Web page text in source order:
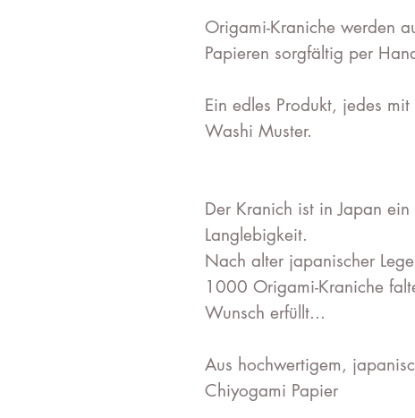
Origami-Kraniche werden
Papieren sorgfältig per
Ein edles Produkt, jedes
Washi Muster.
Der Kranich ist in Japan
Langlebigkeit.
Nach alter japanischer
1000 Origami-Kraniche
Wunsch erfüllt...
Aus hochwertigem,
Chiyogami Papier